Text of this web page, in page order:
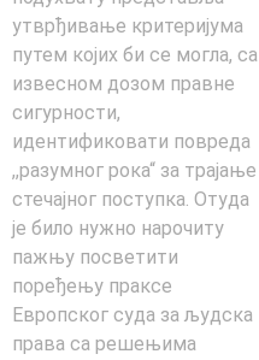
утврђивање критеријума
путем којих би се могла, са
извесном дозом правне
сигурности,
идентификовати повреда
,,разумног рока“ за трајање
стечајног поступка. Отуда
је било нужно нарочиту
пажњу посветити
поређењу праксе
Европског суда за људска
права са решењима